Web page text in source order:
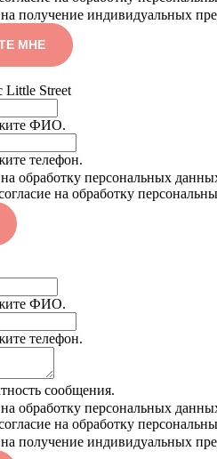
получение индивидуальных
МНЕ
Little Street
ФИО.
телефон.
обработку персональных
на обработку
ФИО.
телефон.
сообщения.
обработку персональных
на обработку
получение индивидуальных